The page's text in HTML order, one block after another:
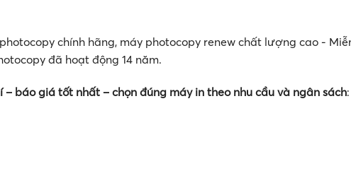
chính hãng, máy photocopy renew chất lượng cao -
đã hoạt động 14 năm.
– báo giá tốt nhất – chọn đúng máy in theo nhu cầu và ngân sách: